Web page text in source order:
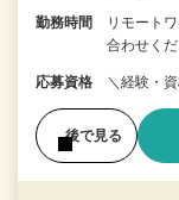
勤務時間
リモート
合わせく
応募資格 ＼経験・
後で見る